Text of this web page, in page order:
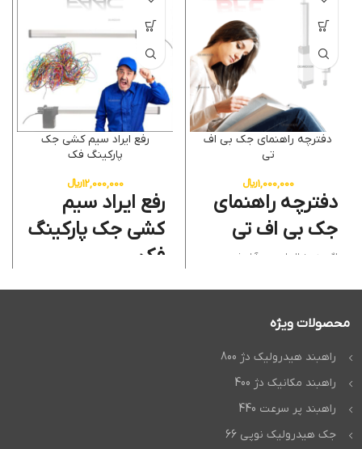
دفترچه راهنمای جک بی اف
تی
1,000,000﷼
دفترچه راهنمای
جک بی اف تی
اگر به دنبال امنیت، آرامش و
تجربه در نصب و پشتیبانی انواع
بوده‌ایم. با استفاده از
می‌توانید نحوه کارکرد و استفاده
امکانات آن بهترین بهره را ببرید.
همچنین با دسترسی بهراهنمای
نصب جک پارکینگ BFT (BFT
و امکاندانلود دفترچه راهنمای
رفع ایراد سیم کشی جک
پارکینگ فک
12,000,000﷼
رفع ایراد سیم
کشی جک پارکینگ
فک
محصولات ویژه
راهبند هیدرولیک دژ 800
راهبند مکانیک دژ 400
راهبند پر سرعت 440
جک هیدرولیک نوپی 66